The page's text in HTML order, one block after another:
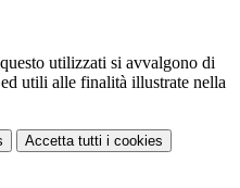
utilizzati si avvalgono di
utili alle finalità illustrate nella
Accetta tutti i cookies